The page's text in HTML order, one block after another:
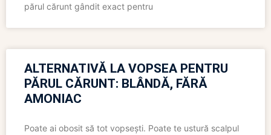
părul cărunt gândit exact pentru
ALTERNATIVĂ LA VOPSEA PENTRU
PĂRUL CĂRUNT: BLÂNDĂ, FĂRĂ
AMONIAC
Poate ai obosit să tot vopsești. Poate te ustură scalpul